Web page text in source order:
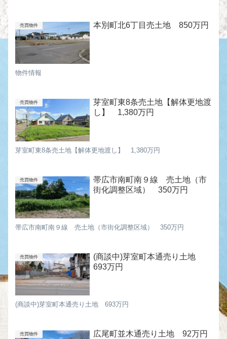
売買物件 本別町北6丁目売土地 850万円
物件情報
売買物件
芽室町東8条売土地【解体更地渡
し】 1,380万円
芽室町東8条売土地【解体更地渡し】 1,380万円
売買物件
帯広市南町南９線 売土地（市
街化調整区域） 350万円
帯広市南町南９線 売土地（市街化調整区域） 350万円
売買物件
(商談中)芽室町本通売り土地
693万円
(商談中)芽室町本通売り土地 693万円
売買物件 広尾町並木通売り土地 92万円